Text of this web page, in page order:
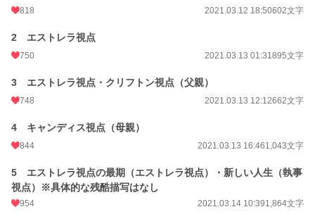
文字数
2021.03.14 10:39
初回公開日時
初回完結日時 2021.03.14 10:40
週間ポイント
月間ポイント 16,145 pt (2,914 位)
累計ポイント 780,761 pt (7,277 位)
818 2021.03.12 18:50602文字
2 エストレラ視点
750 2021.03.13 01:31895文字
3 エストレラ視点・クリフトン視点（父親）
748 2021.03.13 12:12662文字
4 キャンディス視点（母親）
844 2021.03.13 16:461,043文字
5 エストレラ視点の最期（エストレラ視点）・新しい人生（執事
視点）※具体的な残酷描写はなし
954 2021.03.14 10:391,864文字